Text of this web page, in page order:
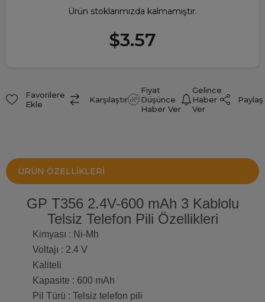
Ürün stoklarımızda kalmamıştır.
$3.57
Favorilere
Ekle
Karşılaştır
Fiyat
Düşünce
Haber Ver
Gelince
Haber
Ver
Paylaş
ÜRÜN ÖZELLIKLERI
GP T356 2.4V-600 mAh 3 Kablolu
Telsiz Telefon Pili Özellikleri
Kimyası : Ni-Mh
Voltajı : 2.4 V
Kaliteli
Kapasite : 600 mAh
Pil Türü : Telsiz telefon pili